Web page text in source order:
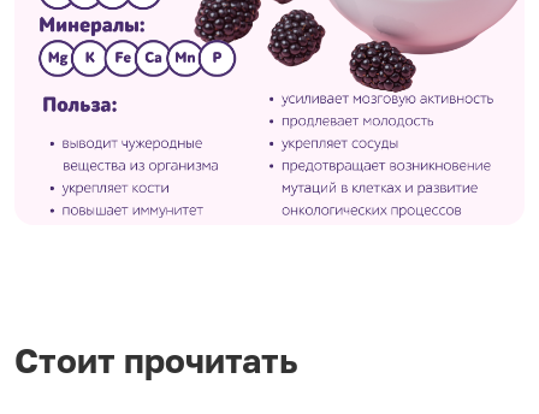
Стоит прочитать